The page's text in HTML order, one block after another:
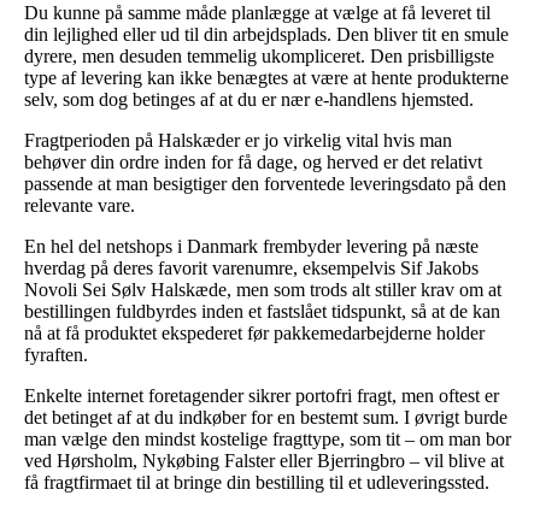
Du kunne på samme måde planlægge at vælge at få leveret til
din lejlighed eller ud til din arbejdsplads. Den bliver tit en smule
dyrere, men desuden temmelig ukompliceret. Den prisbilligste
type af levering kan ikke benægtes at være at hente produkterne
selv, som dog betinges af at du er nær e-handlens hjemsted.
Fragtperioden på Halskæder er jo virkelig vital hvis man
behøver din ordre inden for få dage, og herved er det relativt
passende at man besigtiger den forventede leveringsdato på den
relevante vare.
En hel del netshops i Danmark frembyder levering på næste
hverdag på deres favorit varenumre, eksempelvis Sif Jakobs
Novoli Sei Sølv Halskæde, men som trods alt stiller krav om at
bestillingen fuldbyrdes inden et fastslået tidspunkt, så at de kan
nå at få produktet ekspederet før pakkemedarbejderne holder
fyraften.
Enkelte internet foretagender sikrer portofri fragt, men oftest er
det betinget af at du indkøber for en bestemt sum. I øvrigt burde
man vælge den mindst kostelige fragttype, som tit – om man bor
ved Hørsholm, Nykøbing Falster eller Bjerringbro – vil blive at
få fragtfirmaet til at bringe din bestilling til et udleveringssted.